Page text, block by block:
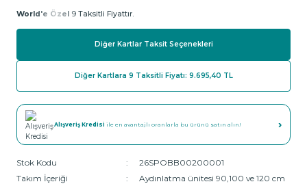
World'e Özel 9 Taksitli Fiyattır.
Diğer Kartlar Taksit Seçenekleri
Diğer Kartlara 9 Taksitli Fiyatı: 9.695,40 TL
Alışveriş Kredisi ile en avantajlı oranlarla bu ürünü satın alın! ›
Stok Kodu
26SPOBB00200001
Takım İçeriği
Aydınlatma ünitesi 90,100 ve 120 cm